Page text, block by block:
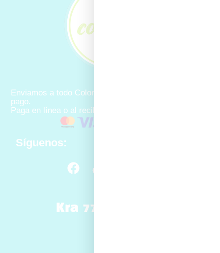
Enviamos a todo Colombia con múltiples opciones de
pago.
Paga en línea o al recibir tu pedido
Síguenos:
Kra 77 No. 8B-10